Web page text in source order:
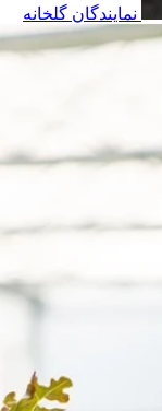
نمایندگان گلخانه